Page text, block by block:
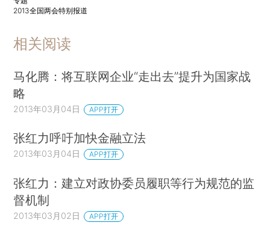
2013全国两会特别报道
相关阅读
马化腾：将互联网企业“走出去”提升为国家战
略
2013年03月04日 APP打开
张红力呼吁加快金融立法
2013年03月04日 APP打开
张红力：建立对政协委员履职等行为规范的监
督机制
2013年03月02日 APP打开